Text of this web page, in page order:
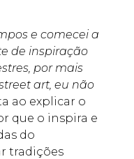
e comecei a
de inspiração
por mais
art, eu não
ao explicar o
que o inspira e
do
tradições